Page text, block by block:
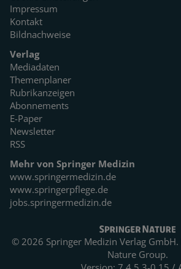
Impressum
Kontakt
Bildnachweise
Verlag
Mediadaten
Themenplaner
Rubrikanzeigen
Abonnements
E-Paper
Newsletter
RSS
Mehr von Springer Medizin
www.springermedizin.de
www.springerpflege.de
jobs.springermedizin.de
© 2026 Springer Medizin Verlag
Nature Group.